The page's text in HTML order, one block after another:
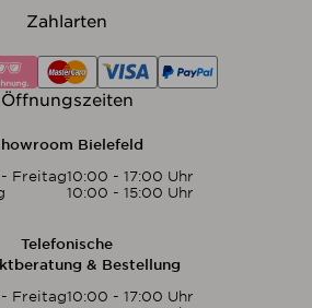
Zahlarten
Öffnungszeiten
Bielefeld
Freitag10:00 - 17:00 Uhr
10:00 - 15:00 Uhr
Telefonische
& Bestellung
Freitag10:00 - 17:00 Uhr